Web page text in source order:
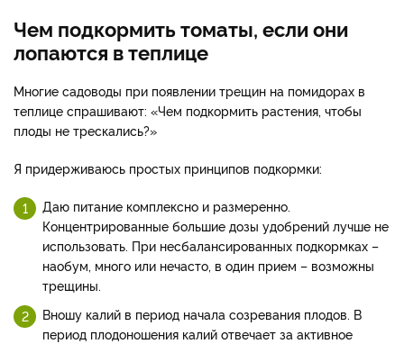
Чем подкормить томаты, если они
лопаются в теплице
Многие садоводы при появлении трещин на помидорах в
теплице спрашивают: «Чем подкормить растения, чтобы
плоды не трескались?»
Я придерживаюсь простых принципов подкормки:
Даю питание комплексно и размеренно.
Концентрированные большие дозы удобрений лучше не
использовать. При несбалансированных подкормках –
наобум, много или нечасто, в один прием – возможны
трещины.
Вношу калий в период начала созревания плодов. В
период плодоношения калий отвечает за активное